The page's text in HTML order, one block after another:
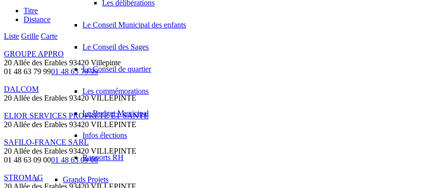
Les délibérations
Le Conseil Municipal des enfants
Le Conseil des Sages
Le Conseil de quartier
Les commémorations
Le Budget Municipal
Infos élections
Rapports RH
Grands Projets
Titre
Distance
Liste Grille Carte
GROUPE APPRO
20 Allée des Erables 93420 Villepinte
01 48 63 79 9901 48 63 79 99
DALCOM
20 Allée des Erables 93420 VILLEPINTE
ELIOR SERVICES PROPRETE ET SANTE
20 Allée des Erables 93420 VILLEPINTE
SAFILO-FRANCE SARL
20 Allée des Erables 93420 VILLEPINTE
01 48 63 09 0001 48 63 09 00
STROMAG
20 Allée des Erables 93420 VILLEPINTE